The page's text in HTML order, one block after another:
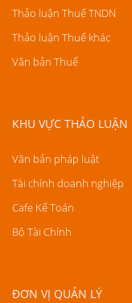
Thảo luận Thuế TNDN
Thảo luận Thuế khác
Văn bản Thuế
KHU VỰC THẢO LUẬN
Văn bản pháp luật
Tài chính doanh nghiệp
Cafe Kế Toán
Bộ Tài Chính
ĐƠN VỊ QUẢN LÝ